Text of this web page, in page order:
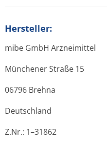
Hersteller:
mibe GmbH Arzneimittel
Münchener Straße 15
06796 Brehna
Deutschland
Z.Nr.: 1–31862